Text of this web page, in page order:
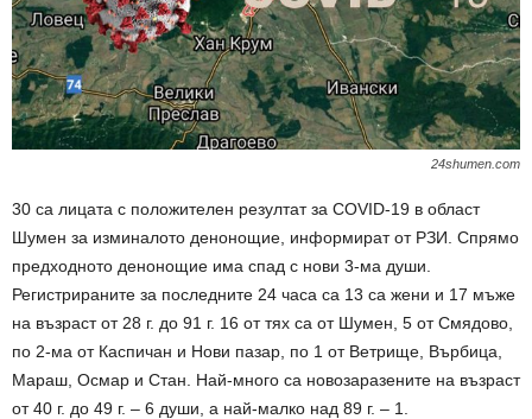
24shumen.com
30 са лицата с положителен резултат за COVID-19 в област
Шумен за изминалото денонощие, информират от РЗИ. Спрямо
предходното денонощие има спад с нови 3-ма души.
Регистрираните за последните 24 часа са 13 са жени и 17 мъже
на възраст от 28 г. до 91 г. 16 от тях са от Шумен, 5 от Смядово,
по 2-ма от Каспичан и Нови пазар, по 1 от Ветрище, Върбица,
Мараш, Осмар и Стан. Най-много са новозаразените на възраст
от 40 г. до 49 г. – 6 души, а най-малко над 89 г. – 1.